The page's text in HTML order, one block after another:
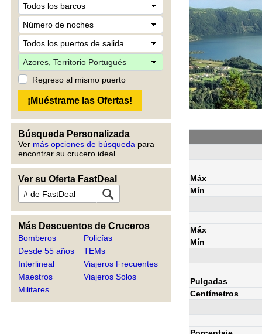
Regreso al mismo puerto
Búsqueda Personalizada
Ver más opciones de búsqueda para
encontrar su crucero ideal.
Ver su Oferta FastDeal
Más Descuentos de Cruceros
Bomberos
Desde 55 años
Interlineal
Maestros
Militares
Policías
TEMs
Viajeros Frecuentes
Viajeros Solos
Máx
Mín
Máx
Mín
Pulgadas
Centímetros